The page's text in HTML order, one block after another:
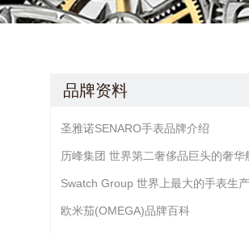
品牌资料
圣雅诺SENARO手表品牌介绍
历峰集团 世界第二奢侈品巨头的奢华
欧米茄(OMEGA)品牌百科